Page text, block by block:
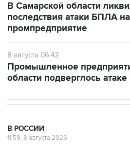
В Самарской области
последствия атаки БПЛА на
промпредприятие
8 августа 06:42
Промышленное
области подверглось
В РОССИИ
11:59, 8 августа 2026